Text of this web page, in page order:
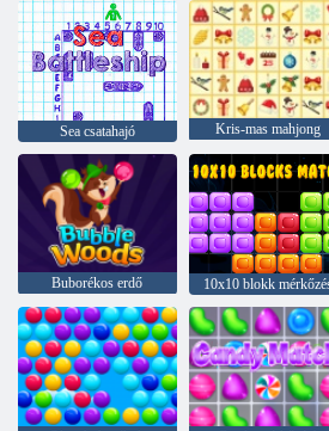
Sea csatahajó Kris-mas mahjong
Buborékos erdő 10x10 blokk